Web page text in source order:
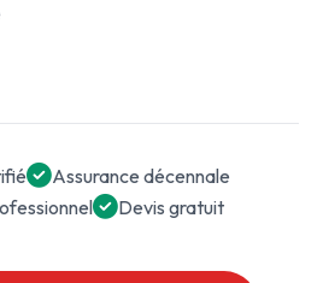
Assurance décennale
Devis gratuit